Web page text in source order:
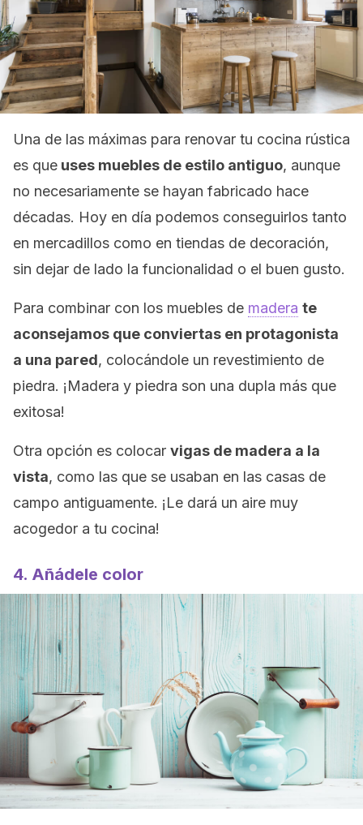
Una de las máximas para renovar tu cocina rústica
es que uses muebles de estilo antiguo, aunque
no necesariamente se hayan fabricado hace
décadas. Hoy en día podemos conseguirlos tanto
en mercadillos como en tiendas de decoración,
sin dejar de lado la funcionalidad o el buen gusto.
Para combinar con los muebles de madera te
aconsejamos que conviertas en protagonista
a una pared, colocándole un revestimiento de
piedra. ¡Madera y piedra son una dupla más que
exitosa!
Otra opción es colocar vigas de madera a la
vista, como las que se usaban en las casas de
campo antiguamente. ¡Le dará un aire muy
acogedor a tu cocina!
4. Añádele color